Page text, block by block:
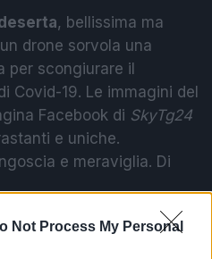
Not Process My Personal
, bellissima ma
drone sorvola una
per scongiurare il
Covid-19. Le immagini del
Facebook di SkyTg24
e uniche.
e meraviglia. Di
DELLO